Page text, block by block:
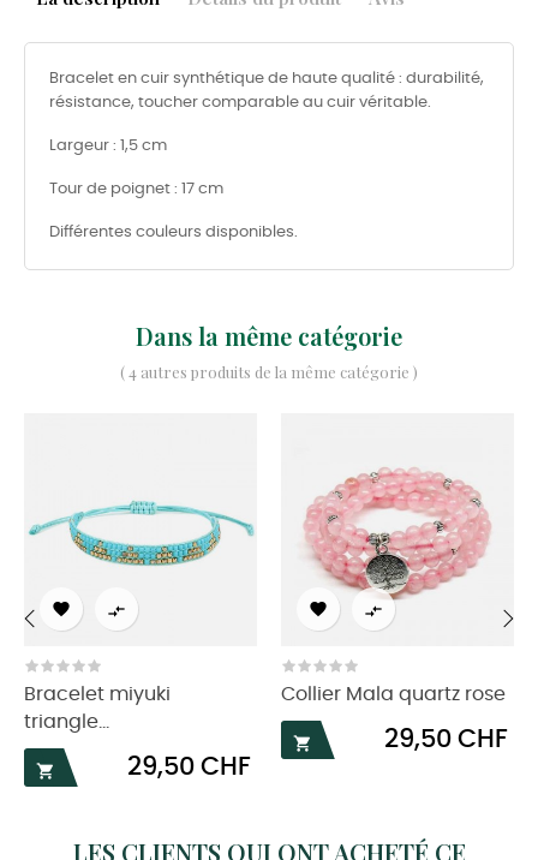
Bracelet en cuir synthétique de haute qualité : durabilité,
résistance, toucher comparable au cuir véritable.
Largeur : 1,5 cm
Tour de poignet : 17 cm
Différentes couleurs disponibles.
Dans la même catégorie
( 4 autres produits de la même catégorie )
 
Bracelet miyuki
triangle...

Prix
29,50 CHF
 
Collier Mala quartz rose

Prix
29,50 CHF
‹
LES CLIENTS QUI ONT ACHETÉ CE